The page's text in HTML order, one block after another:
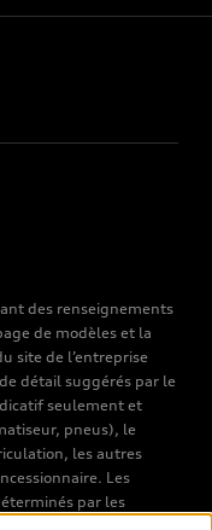
des renseignements
de modèles et la
site de l’entreprise
détail suggérés par le
seulement et
pneus), le
les autres
Les
par les